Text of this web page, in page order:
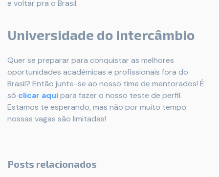
e voltar pra o Brasil.
Universidade do Intercâmbio
Quer se preparar para conquistar as melhores
oportunidades acadêmicas e profissionais fora do
Brasil? Então junte-se ao nosso time de mentorados! É
só clicar aquipara fazer o nosso teste de perfil.
Estamos te esperando, mas não por muito tempo:
nossas vagas são limitadas!
Posts relacionados